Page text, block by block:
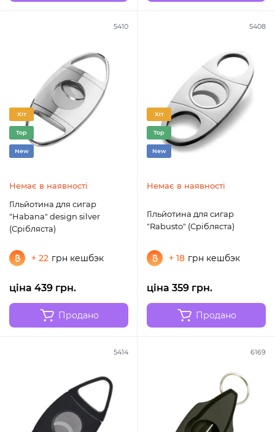
5410
Хіт
Top
New
Немає в наявності
Гільйотина для сигар
"Habana" design silver
(Срібляста)
+ 22 грн кешбэк
ціна 439 грн.
Продано
5408
Хіт
Top
New
Немає в наявності
Гільйотина для сигар
"Rabusto" (Срібляста)
+ 18 грн кешбэк
ціна 359 грн.
Продано
5414 6169